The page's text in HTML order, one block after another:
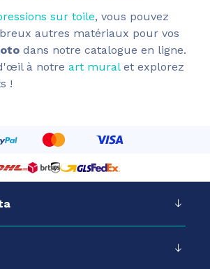
sur toile, vous pouvez
autres matériaux pour vos
dans notre catalogue en ligne.
à notre art muralet explorez
!